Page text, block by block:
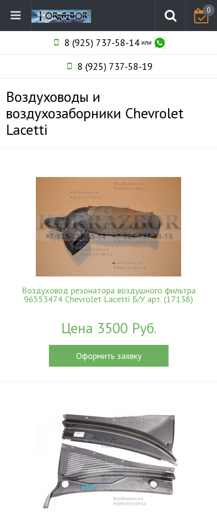
0
8 (925) 737-58-14или
8 (925) 737-58-19
Воздуховоды и
воздухозаборники Chevrolet
Lacetti
Воздуховод резонатора воздушного фильтра
96553474 Chevrolet Lacetti Б/У арт. (17138)
Цена 3500 Руб.
Оформить заявку